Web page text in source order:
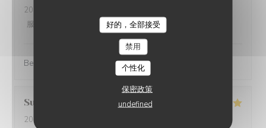
好的，全部接受
禁用
个性化
保密政策
undefined
2025-12-31
服务
菜单:5 /5 质价比:
Best cuisine in old Nice.
Suraci
2025-12-31